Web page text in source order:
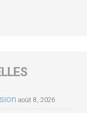
août 8, 2026